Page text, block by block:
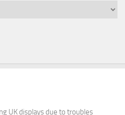
UK displays due to troubles